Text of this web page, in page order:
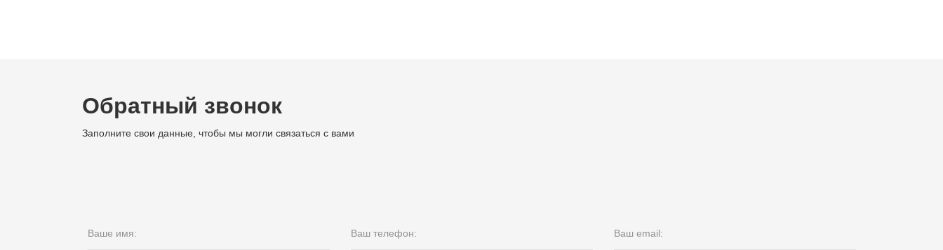
Обратный звонок
Заполните свои данные, чтобы мы могли связаться с вами
Ваше имя: Ваш телефон: Ваш email: